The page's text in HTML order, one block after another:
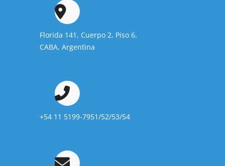
Florida 141, Cuerpo 2, Piso 6.
CABA, Argentina
+54 11 5199-7951/52/53/54